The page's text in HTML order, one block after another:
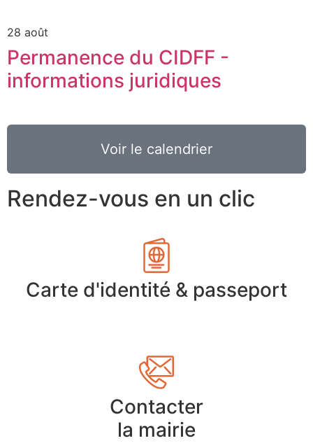
28 août
Permanence du CIDFF -
informations juridiques
Voir le calendrier
Rendez-vous en un clic
Carte d'identité & passeport
Contacter
la mairie